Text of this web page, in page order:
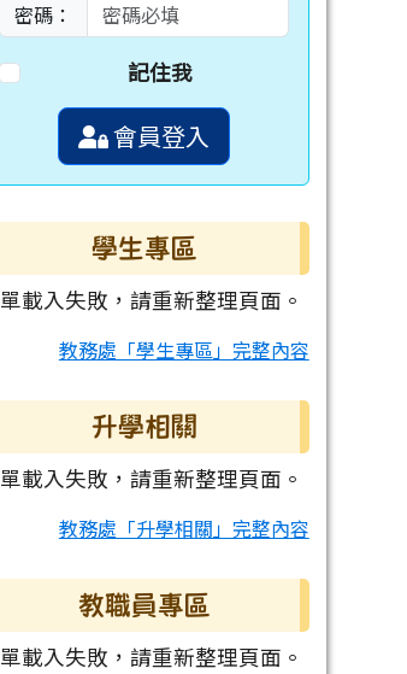
密碼：
記住我
會員登入
學生專區
載入失敗，請重新整理頁面。
教務處「學生專區」完整內容
升學相關
載入失敗，請重新整理頁面。
教務處「升學相關」完整內容
教職員專區
載入失敗，請重新整理頁面。